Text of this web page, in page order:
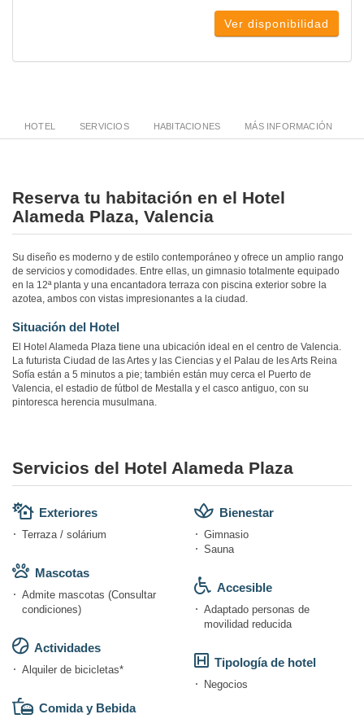
Ver disponibilidad
HOTEL SERVICIOS HABITACIONES MÁS INFORMACIÓN
Reserva tu habitación en el Hotel
Alameda Plaza, Valencia
Su diseño es moderno y de estilo contemporáneo y ofrece un amplio rango
de servicios y comodidades. Entre ellas, un gimnasio totalmente equipado
en la 12ª planta y una encantadora terraza con piscina exterior sobre la
azotea, ambos con vistas impresionantes a la ciudad.
Situación del Hotel
El Hotel Alameda Plaza tiene una ubicación ideal en el centro de Valencia.
La futurista Ciudad de las Artes y las Ciencias y el Palau de les Arts Reina
Sofía están a 5 minutos a pie; también están muy cerca el Puerto de
Valencia, el estadio de fútbol de Mestalla y el casco antiguo, con su
pintoresca herencia musulmana.
Servicios del Hotel Alameda Plaza
Exteriores
Terraza / solárium
Mascotas
Admite mascotas (Consultar
condiciones)
Actividades
Alquiler de bicicletas*
Comida y Bebida
Bienestar
Gimnasio
Sauna
Accesible
Adaptado personas de
movilidad reducida
Tipología de hotel
Negocios